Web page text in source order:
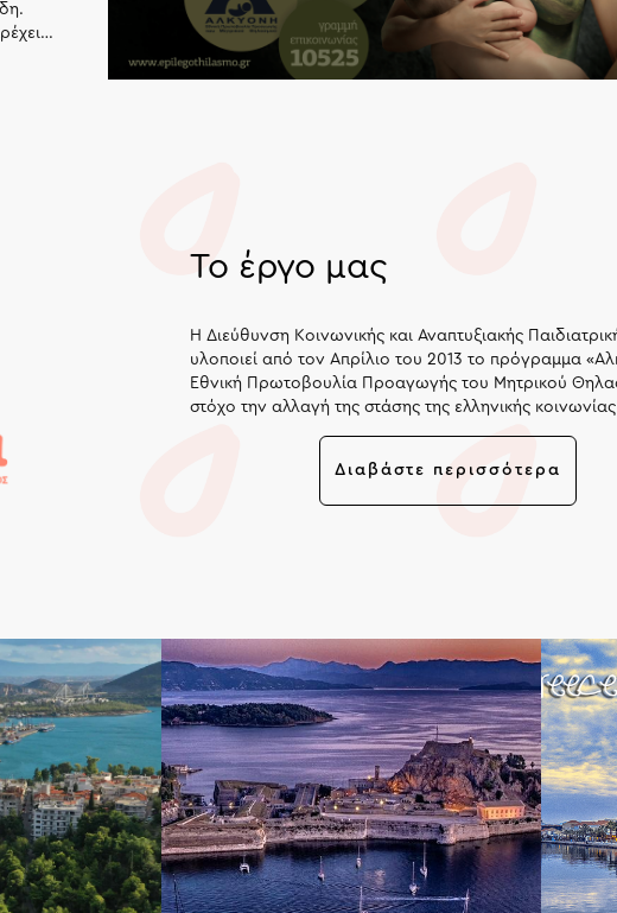
Το έργο μας
H Διεύθυνση Κοινωνικής και Αναπτυξιακής
υλοποιεί από τον Απρίλιο του 2013 το πρόγραμμα
Εθνική Πρωτοβουλία Προαγωγής του Μητρικού
στόχο την αλλαγή της στάσης της ελληνικής
Μητρικό Θηλασμό του 2007 που αποτυπώνει
ποσοστά αποκλειστικού μητρικού θηλασμού στη χώρα
Διαβάστε περισσότερα